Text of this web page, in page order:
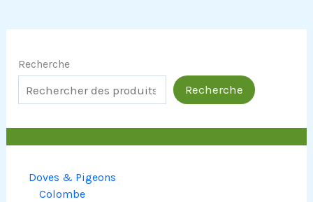
Recherche
Recherche
Doves & Pigeons
Colombe